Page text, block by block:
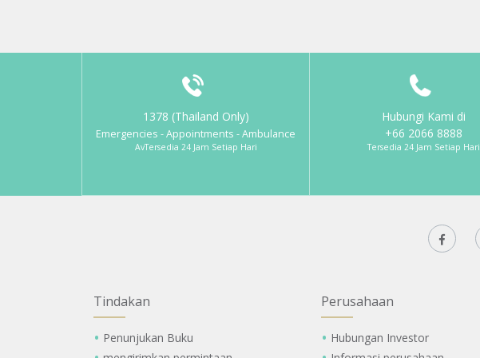
1378 (Thailand Only)
Emergencies - Appointments - Ambulance
AvTersedia 24 Jam Setiap Hari
Hubungi Kami di
+66 2066 8888
Tersedia 24 Jam Setiap Hari
Tindakan
Penunjukan Buku
Perusahaan
Hubungan Investor